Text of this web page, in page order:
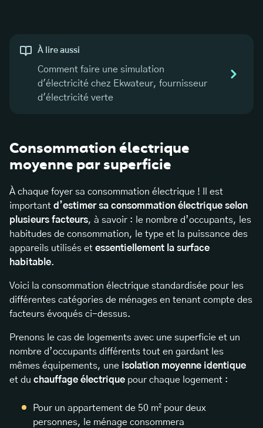
À lire aussi
Comment faire une simulation
d'électricité chez Ekwateur, fournisseur
d'électricité verte
Consommation électrique
moyenne par superficie
À chaque foyer sa consommation électrique ! Il est
important d’estimer sa consommation électrique selon
plusieurs facteurs, à savoir : le nombre d’occupants, les
habitudes de consommation, le type et la puissance des
appareils utilisés et essentiellement la surface
habitable.
Voici la consommation électrique standardisée pour les
différentes catégories de ménages en tenant compte des
facteurs évoqués ci-dessus.
Prenons le cas de logements avec une superficie et un
nombre d’occupants différents tout en gardant les
mêmes équipements, une isolation moyenne identique
et du chauffage électrique pour chaque logement :
Pour un appartement de 50 m² pour deux
personnes, le ménage consommera